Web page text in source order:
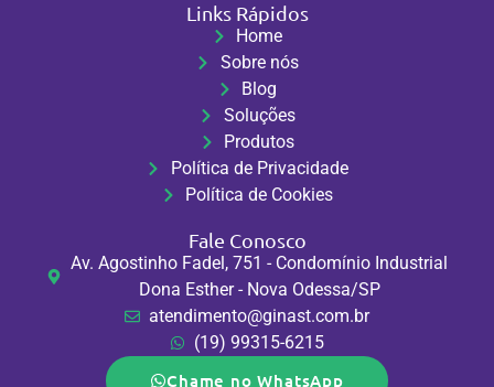
Links Rápidos
Home
Sobre nós
Blog
Soluções
Produtos
Política de Privacidade
Política de Cookies
Fale Conosco
Av. Agostinho Fadel, 751 - Condomínio Industrial
Dona Esther - Nova Odessa/SP
atendimento@ginast.com.br
(19) 99315-6215
Chame no WhatsApp